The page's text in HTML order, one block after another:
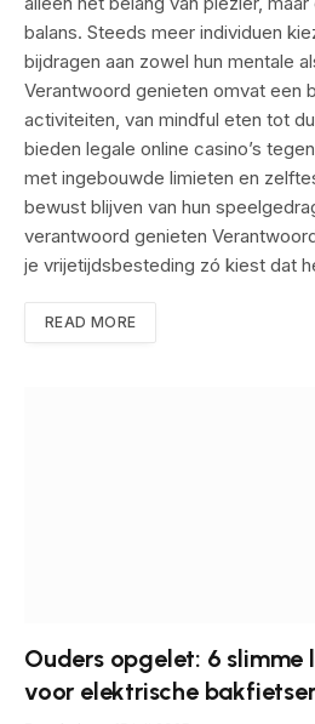
balans. Steeds meer individuen
bijdragen aan zowel hun mentale
Verantwoord genieten omvat een
activiteiten, van mindful eten tot
bieden legale online casino’s
met ingebouwde limieten en
bewust blijven van hun
verantwoord genieten
je vrijetijdsbesteding zó kiest dat
READ MORE
Ouders opgelet: 6 slimme
voor elektrische